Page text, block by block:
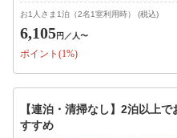
お1人さま1泊（2名1室利用時） (税込)
6,105円 ／人〜
ポイント(1%)
【連泊・清掃なし】2泊以上
すすめ